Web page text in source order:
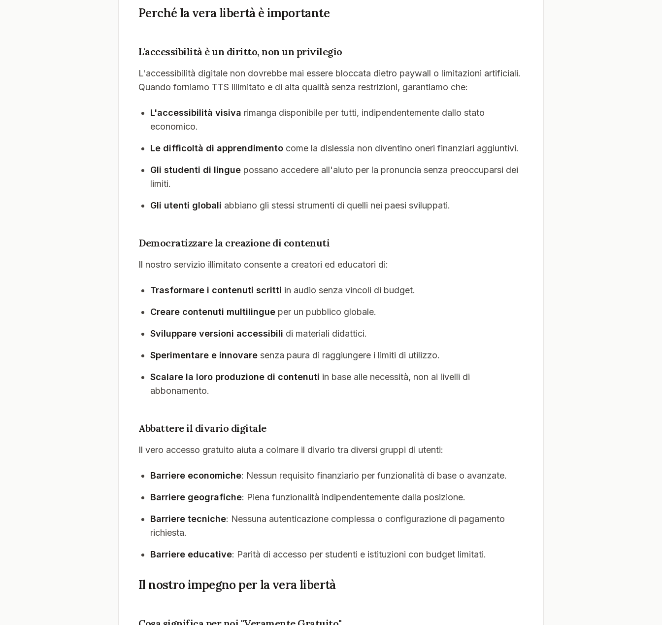
Perché la vera libertà è importante
L'accessibilità è un diritto, non un privilegio
L'accessibilità digitale non dovrebbe mai essere bloccata dietro paywall o limitazioni artificiali.
Quando forniamo TTS illimitato e di alta qualità senza restrizioni, garantiamo che:
L'accessibilità visiva rimanga disponibile per tutti, indipendentemente dallo stato
economico.
Le difficoltà di apprendimento come la dislessia non diventino oneri finanziari aggiuntivi.
Gli studenti di lingue possano accedere all'aiuto per la pronuncia senza preoccuparsi dei
limiti.
Gli utenti globali abbiano gli stessi strumenti di quelli nei paesi sviluppati.
Democratizzare la creazione di contenuti
Il nostro servizio illimitato consente a creatori ed educatori di:
Trasformare i contenuti scritti in audio senza vincoli di budget.
Creare contenuti multilingue per un pubblico globale.
Sviluppare versioni accessibili di materiali didattici.
Sperimentare e innovare senza paura di raggiungere i limiti di utilizzo.
Scalare la loro produzione di contenuti in base alle necessità, non ai livelli di
abbonamento.
Abbattere il divario digitale
Il vero accesso gratuito aiuta a colmare il divario tra diversi gruppi di utenti:
Barriere economiche: Nessun requisito finanziario per funzionalità di base o avanzate.
Barriere geografiche: Piena funzionalità indipendentemente dalla posizione.
Barriere tecniche: Nessuna autenticazione complessa o configurazione di pagamento
richiesta.
Barriere educative: Parità di accesso per studenti e istituzioni con budget limitati.
Il nostro impegno per la vera libertà